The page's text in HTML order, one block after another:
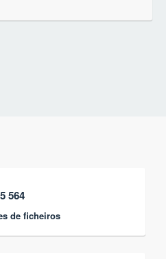
5 564
de ficheiros